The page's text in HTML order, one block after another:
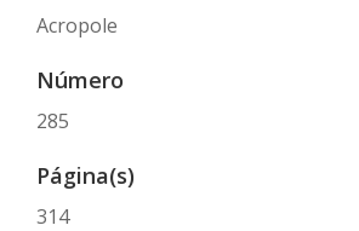
Acropole
Número
285
Página(s)
314